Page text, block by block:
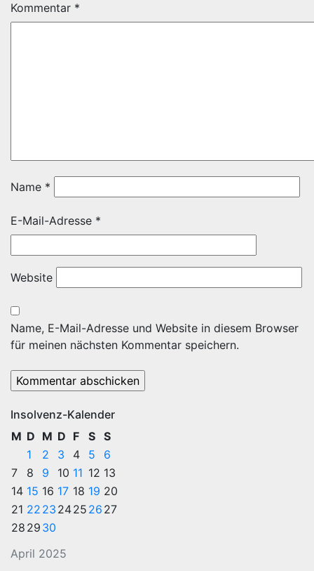
Kommentar *
Name *
E-Mail-Adresse *
Website
Name, E-Mail-Adresse und Website in diesem Browser
für meinen nächsten Kommentar speichern.
Insolvenz-Kalender
April 2025
M D M D F S S
1
2 3 4 5
6
7
8 9 10 11 12 13
14 15 16 17 18 19 20
21 22 23 2425 26 27
28 29 30